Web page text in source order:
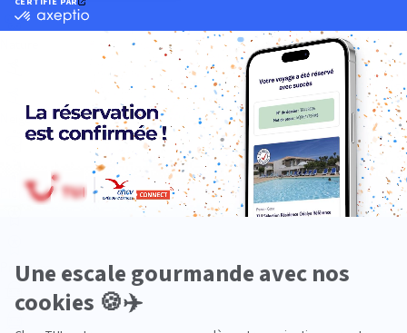
Neige
Plongée
Premium